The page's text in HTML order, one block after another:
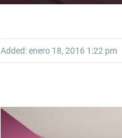
Added:enero 18, 2016 1:22 pm